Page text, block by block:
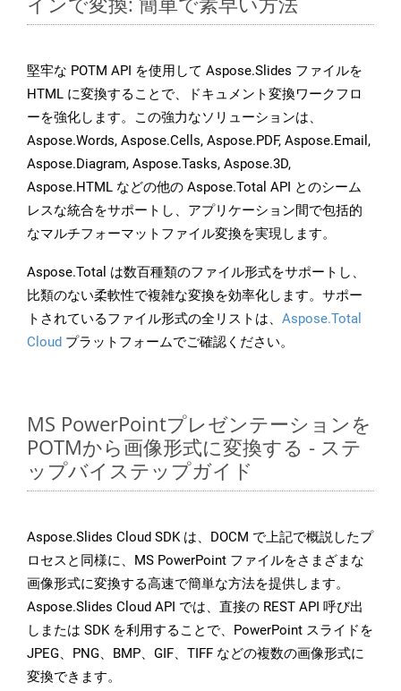
堅牢な POTM API を使用して Aspose.Slides ファイルを
HTML に変換することで、ドキュメント変換ワークフロ
ーを強化します。この強力なソリューションは、
Aspose.Words, Aspose.Cells, Aspose.PDF, Aspose.Email,
Aspose.Diagram, Aspose.Tasks, Aspose.3D,
Aspose.HTML などの他の Aspose.Total API とのシーム
レスな統合をサポートし、アプリケーション間で包括的
なマルチフォーマットファイル変換を実現します。
Aspose.Total は数百種類のファイル形式をサポートし、
比類のない柔軟性で複雑な変換を効率化します。サポー
トされているファイル形式の全リストは、 Aspose.Total
Cloud プラットフォームでご確認ください。
MS PowerPointプレゼンテーションを
POTMから画像形式に変換する - ステ
ップバイステップガイド
Aspose.Slides Cloud SDK は、DOCM で上記で概説したプ
ロセスと同様に、MS PowerPoint ファイルをさまざまな
画像形式に変換する高速で簡単な方法を提供します。
Aspose.Slides Cloud API では、直接の REST API 呼び出
しまたは SDK を利用することで、PowerPoint スライドを
JPEG、PNG、BMP、GIF、TIFF などの複数の画像形式に
変換できます。